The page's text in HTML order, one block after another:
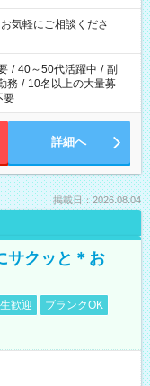
気軽にご相談くださ
/ 40～50代活躍中 / 副
務 / 10名以上の大量募
要
詳細へ
掲載日：2026.08.04
サクッと＊お
歓迎
ブランクOK